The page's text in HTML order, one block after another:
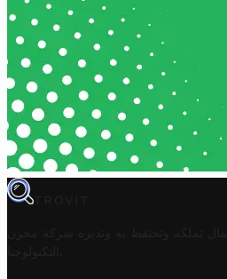
TROVIT
تملكه وتحتفظ به وتديره
شركة مخزن
التكنولوجيا